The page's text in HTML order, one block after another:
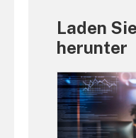
Laden
herunter